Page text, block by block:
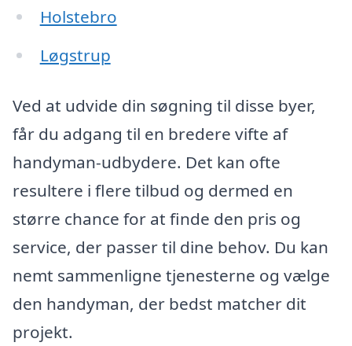
Holstebro
Løgstrup
Ved at udvide din søgning til disse byer,
får du adgang til en bredere vifte af
handyman-udbydere. Det kan ofte
resultere i flere tilbud og dermed en
større chance for at finde den pris og
service, der passer til dine behov. Du kan
nemt sammenligne tjenesterne og vælge
den handyman, der bedst matcher dit
projekt.